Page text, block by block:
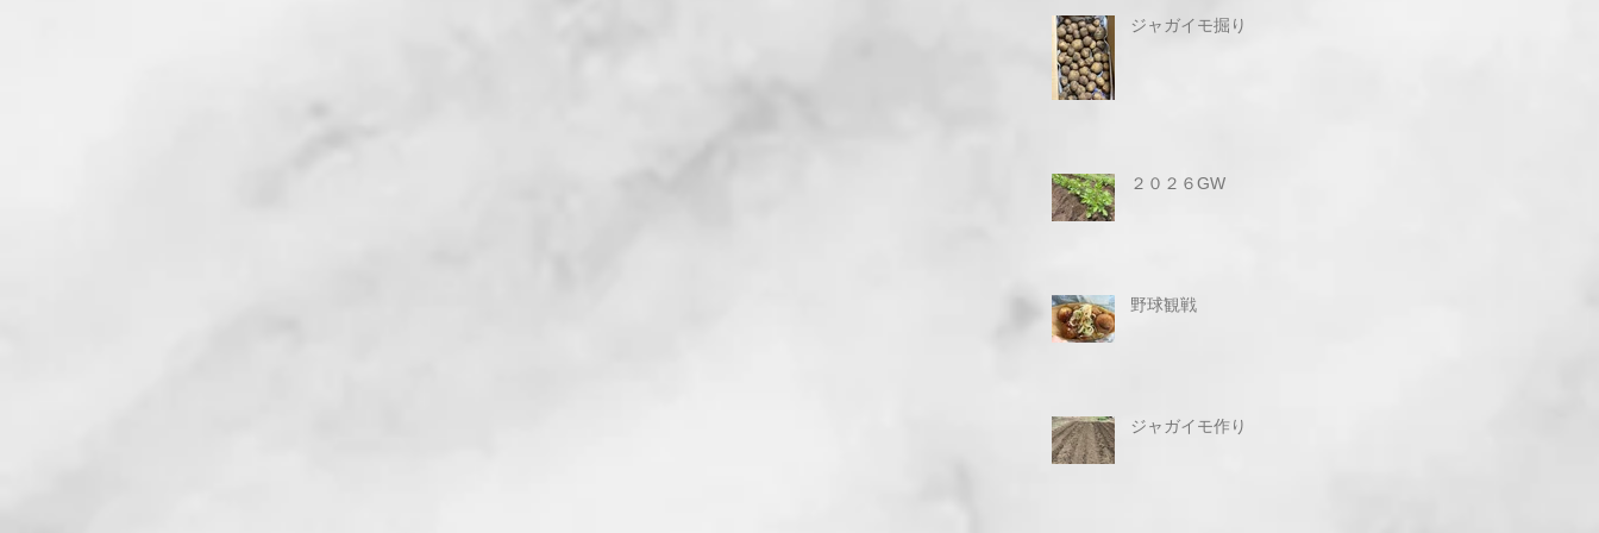
ジャガイモ掘り
２０２６GW
野球観戦
ジャガイモ作り